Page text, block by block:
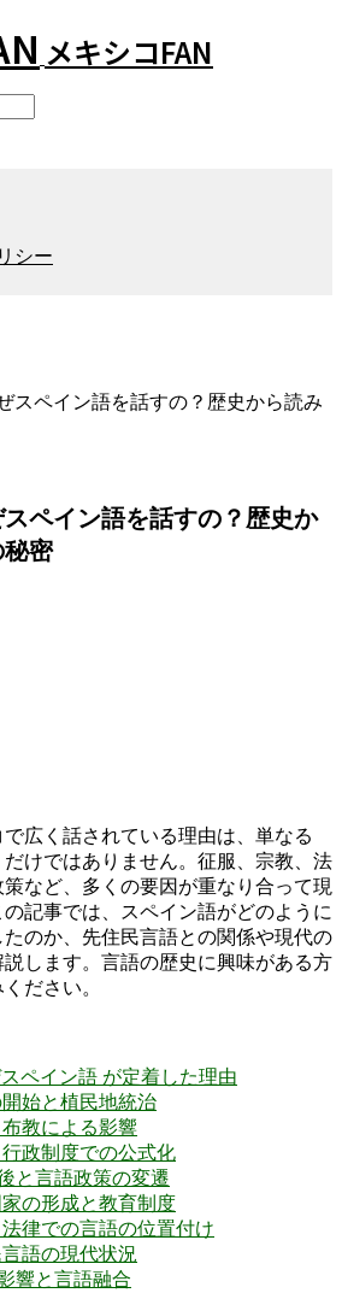
メキシコFAN
シー
スペイン語を話すの？歴史から読み
ペイン語を話すの？歴史か
秘密
広く話されている理由は、単なる
だけではありません。征服、宗教、法
など、多くの要因が重なり合って現
記事では、スペイン語がどのように
たのか、先住民言語との関係や現代の
します。言語の歴史に興味がある方
ださい。
ペイン語 が定着した理由
始と植民地統治
教による影響
政制度での公式化
と言語政策の変遷
の形成と教育制度
律での言語の位置付け
語の現代状況
響と言語融合